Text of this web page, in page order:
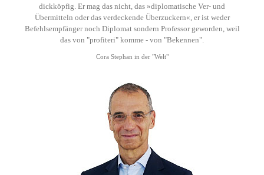
dickköpfig. Er mag das nicht, das »diplomatische Ver- und
Übermitteln oder das verdeckende Überzuckern«, er ist weder
Befehlsempfänger noch Diplomat sondern Professor geworden, weil
das von "profiteri" komme - von "Bekennen".
Cora Stephan in der "Welt"